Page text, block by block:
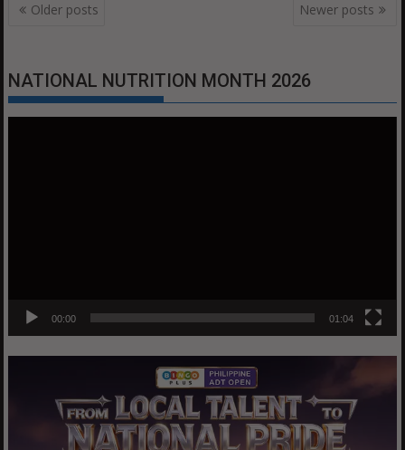
Older posts Newer posts
NATIONAL NUTRITION MONTH 2026
00:00 01:04